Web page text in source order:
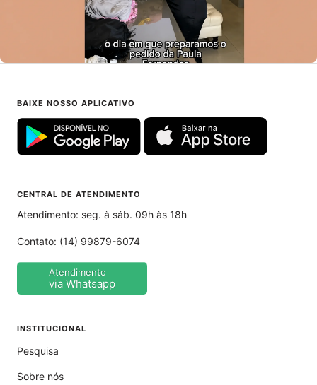
BAIXE NOSSO APLICATIVO
CENTRAL DE ATENDIMENTO
Atendimento: seg. à sáb. 09h às 18h
Contato: (14) 99879-6074
Atendimento
via Whatsapp
INSTITUCIONAL
Pesquisa
Sobre nós